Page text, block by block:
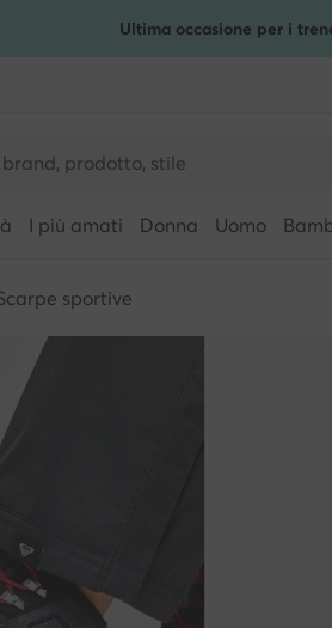
Ultima occasione per i
I più amati Donna Uomo
sportive